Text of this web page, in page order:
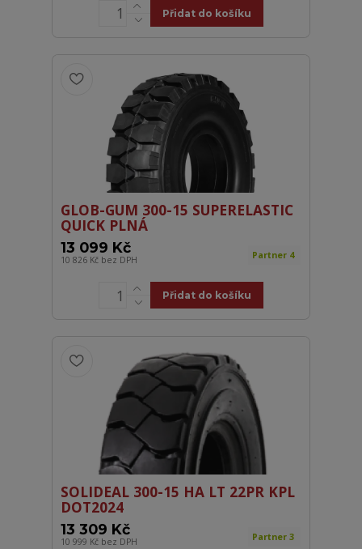
Přidat do košíku
GLOB-GUM 300-15 SUPERELASTIC
QUICK PLNÁ
13 099 Kč
10 826 Kč bez DPH Partner 4
Přidat do košíku
SOLIDEAL 300-15 HA LT 22PR KPL
DOT2024
13 309 Kč
10 999 Kč bez DPH Partner 3